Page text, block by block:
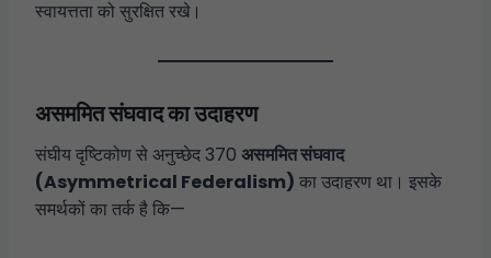
स्वायत्तता को सुरक्षित रखे।
असममित संघवाद का उदाहरण
संघीय दृष्टिकोण से अनुच्छेद 370 असममित संघवाद
(Asymmetrical Federalism) का उदाहरण था। इसके
समर्थकों का तर्क है कि—